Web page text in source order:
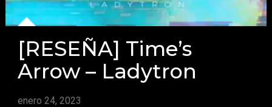
[RESEÑA] Time’s
Arrow – Ladytron
enero 24, 2023